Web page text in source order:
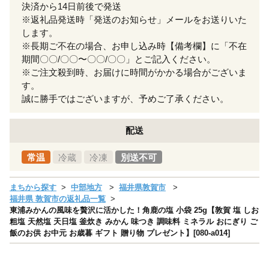
決済から14日前後で発送
※返礼品発送時「発送のお知らせ」メールをお送りいた
します。
※長期ご不在の場合、お申し込み時【備考欄】に「不在
期間〇〇/〇〇〜〇〇/〇〇」とご記入ください。
※ご注文殺到時、お届けに時間がかかる場合がございま
す。
誠に勝手ではございますが、予めご了承ください。
配送
常温 冷蔵 冷凍 別送不可
まちから探す 中部地方
福井県敦賀市
福井県 敦賀市の返礼品一覧
東浦みかんの風味を贅沢に活かした！角鹿の塩 小袋 25g【敦賀 塩 しお
粗塩 天然塩 天日塩 釜炊き みかん 味つき 調味料 ミネラル おにぎり ご
飯のお供 お中元 お歳暮 ギフト 贈り物 プレゼント】[080-a014]